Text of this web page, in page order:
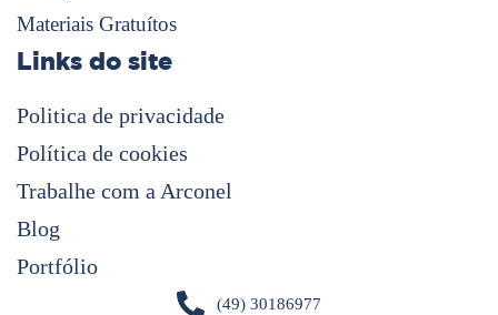
Materiais Gratuítos
Links do site
Politica de privacidade
Política de cookies
Trabalhe com a Arconel
Blog
Portfólio
(49) 30186977